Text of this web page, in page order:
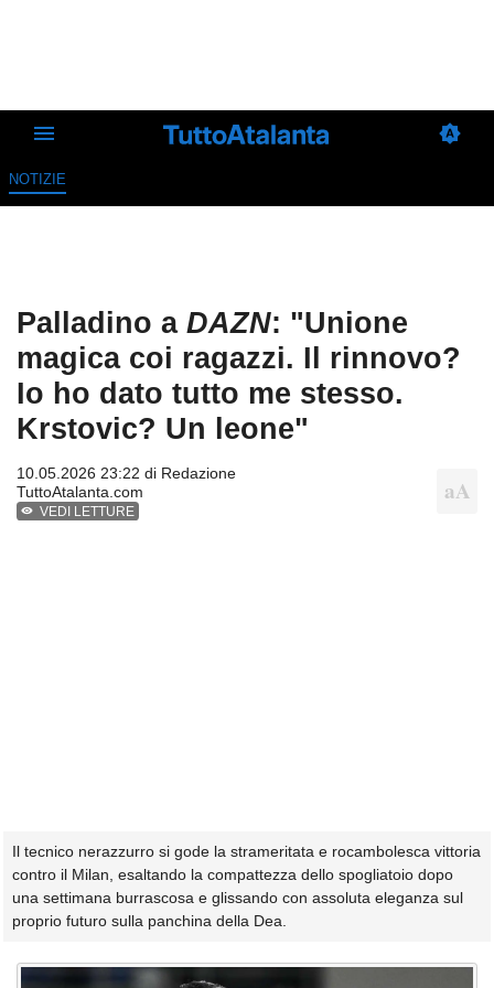
NOTIZIE
Palladino a DAZN: "Unione
magica coi ragazzi. Il rinnovo?
Io ho dato tutto me stesso.
Krstovic? Un leone"
10.05.2026 23:22 di Redazione
TuttoAtalanta.com
VEDI LETTURE
Il tecnico nerazzurro si gode la strameritata e rocambolesca vittoria
contro il Milan, esaltando la compattezza dello spogliatoio dopo
una settimana burrascosa e glissando con assoluta eleganza sul
proprio futuro sulla panchina della Dea.